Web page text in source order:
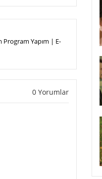
Program Yapım | E-
0 Yorumlar